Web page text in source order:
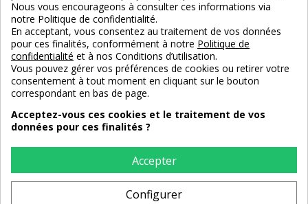
3X SANS FRAIS
100% sécurisé
PAIEMENT 100% SÉCURISÉ
par CB / Amex / Virement
LIVRAISON 12/18 JOURS
depuis 2008
Nous vous encourageons à consulter ces informations via
notre Politique de confidentialité.
En acceptant, vous consentez au traitement de vos données
pour ces finalités, conformément à notre Politique de
confidentialité et à nos Conditions d’utilisation.
Vous pouvez gérer vos préférences de cookies ou retirer votre
consentement à tout moment en cliquant sur le bouton
correspondant en bas de page.
Acceptez-vous ces cookies et le traitement de vos
données pour ces finalités ?
Accepter
Configurer